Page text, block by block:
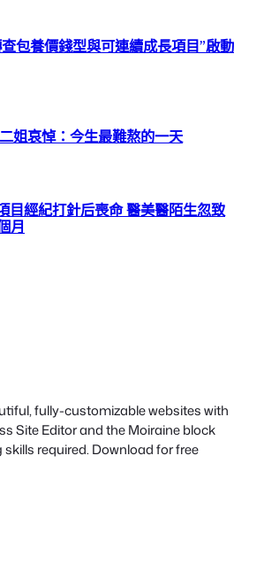
包養價錢型與可連續成長項目”啟動
姐哀悼：今生最難熬的一天
目經紀打針后喪命 醫美醫陌生忽致
月
fully-customizable websites with
Site Editor and the Moiraine block
required. Download for free